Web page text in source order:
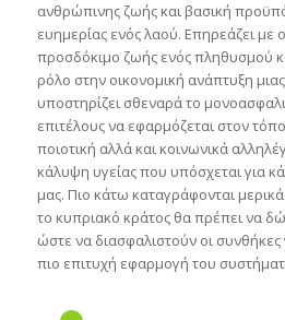
ανθρώπινης ζωής και βασική
ευημερίας ενός λαού. Επηρεάζει με
προσδόκιμο ζωής ενός πληθυσμού
ρόλο στην οικονομική ανάπτυξη
υποστηρίζει σθεναρά το
επιτέλους να εφαρμόζεται στον
ποιοτική αλλά και κοινωνικά
κάλυψη υγείας που υπόσχεται για
μας. Πιο κάτω καταγράφονται
το κυπριακό κράτος θα πρέπει να
ώστε να διασφαλιστούν οι
πιο επιτυχή εφαρμογή του